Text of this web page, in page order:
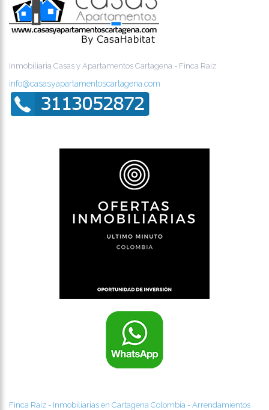
Inmobiliaria Casas y Apartamentos Cartagena - Finca Raíz
info@casasyapartamentoscartagena.com
Finca Raíz - Inmobiliarias en Cartagena Colombia - Arrendamientos